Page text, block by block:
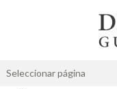
Seleccionar página